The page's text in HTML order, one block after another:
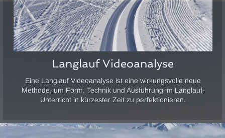
Langlauf Videoanalyse
Eine Langlauf Videoanalyse ist eine wirkungsvolle neue
Methode, um Form, Technik und Ausführung im Langlauf-
Unterricht in kürzester Zeit zu perfektionieren.